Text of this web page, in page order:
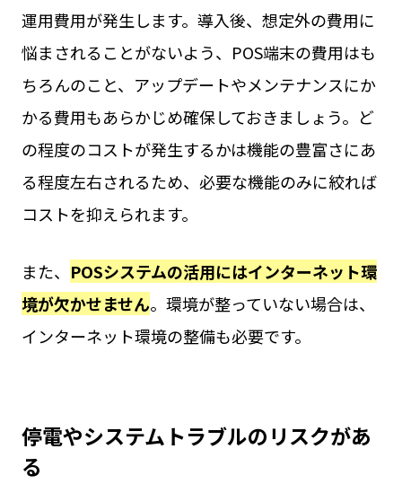
運用費用が発生します。導入後、想定外の費用に
悩まされることがないよう、POS端末の費用はも
ちろんのこと、アップデートやメンテナンスにか
かる費用もあらかじめ確保しておきましょう。ど
の程度のコストが発生するかは機能の豊富さにあ
る程度左右されるため、必要な機能のみに絞れば
コストを抑えられます。
また、 POSシステムの活用にはインターネット環
境が欠かせません。環境が整っていない場合は、
インターネット環境の整備も必要です。
停電やシステムトラブルのリスクがあ
る